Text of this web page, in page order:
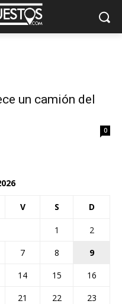
un camión del
0
V S D
1
2
7 8
9
14 15
16
21 22
23